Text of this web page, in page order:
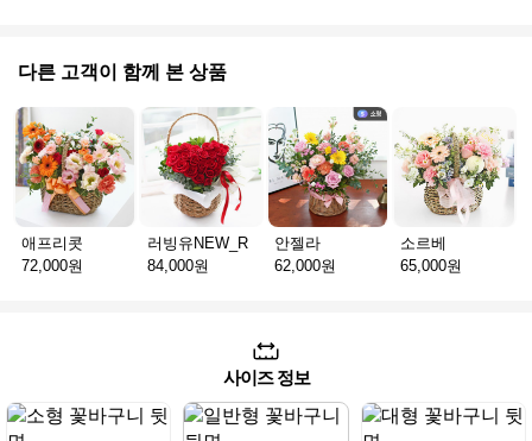
다른 고객이 함께 본 상품
애프리콧
72,000원
러빙유NEW_R
84,000원
안젤라
62,000원
소르베
65,000원
사이즈 정보